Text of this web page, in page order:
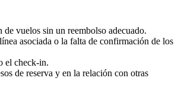
vuelos sin un reembolso adecuado.
asociada o la falta de confirmación de los
el check-in.
de reserva y en la relación con otras